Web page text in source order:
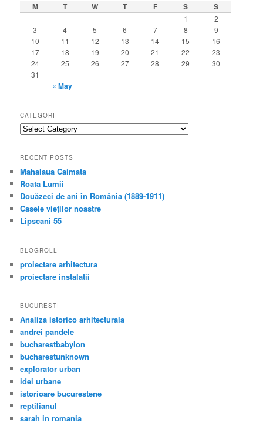
M T W T F S S
1
2
3
4 5 6 7 8
9
10
11 12 13 14 15
16
17
18 19 20 21 22
23
24
25 26 27 28 29
30
31
« May
CATEGORII
categorii
RECENT POSTS
Mahalaua Caimata
Roata Lumii
Douăzeci de ani în România (1889-1911)
Casele vieţilor noastre
Lipscani 55
BLOGROLL
proiectare arhitectura
proiectare instalatii
BUCURESTI
Analiza istorico arhitecturala
andrei pandele
bucharestbabylon
bucharestunknown
explorator urban
idei urbane
istorioare bucurestene
reptilianul
sarah in romania